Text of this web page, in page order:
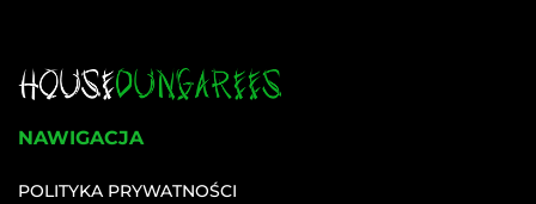
NAWIGACJA
POLITYKA PRYWATNOŚCI